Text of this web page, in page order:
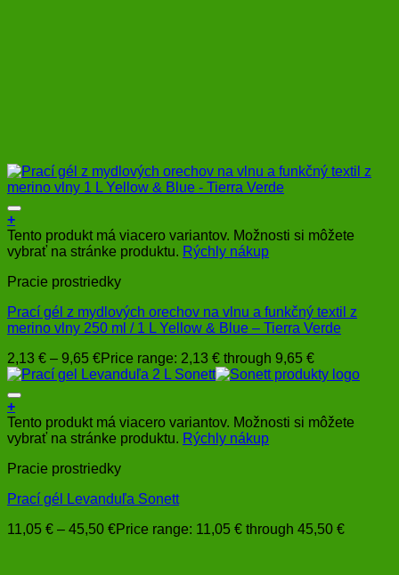
+
Tento produkt má viacero variantov. Možnosti si môžete
vybrať na stránke produktu. Rýchly nákup
Pracie prostriedky
Prací gél z mydlových orechov na vlnu a funkčný textil z
merino vlny 250 ml / 1 L Yellow & Blue – Tierra Verde
2,13 € – 9,65 €Price range: 2,13 € through 9,65 €
+
Tento produkt má viacero variantov. Možnosti si môžete
vybrať na stránke produktu. Rýchly nákup
Pracie prostriedky
Prací gél Levanduľa Sonett
11,05 € – 45,50 €Price range: 11,05 € through 45,50 €